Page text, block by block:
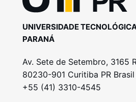
UNIVERSIDADE
PARANÁ
Av. Sete de Setembro, 3165
80230-901 Curitiba PR
+55 (41) 3310-4545